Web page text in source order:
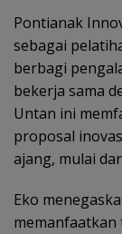
Pontianak
sebagai
berbagi
bekerja sama
Untan ini
proposal
ajang, mulai
Eko
memanfaatkan